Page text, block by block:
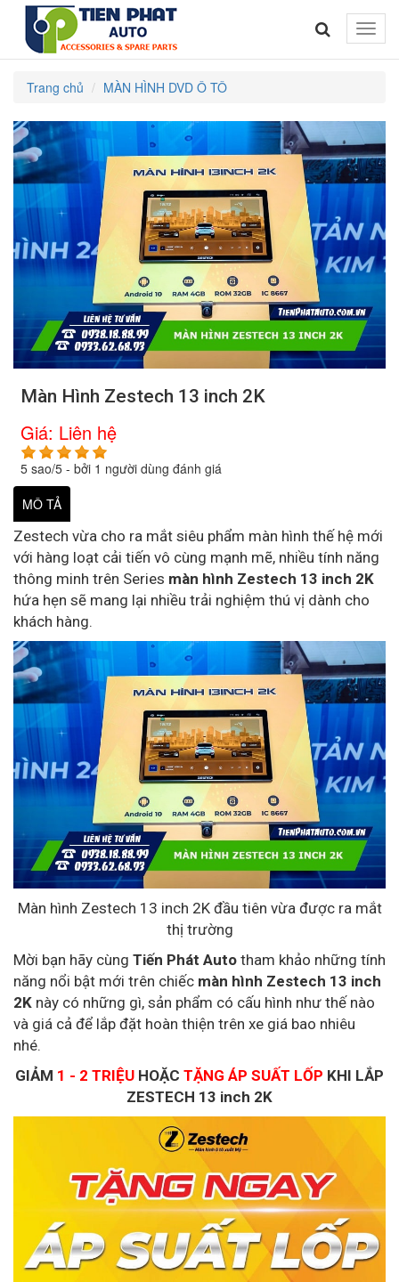
Toggle
Trang chủ MÀN HÌNH DVD Ô TÔ
Màn Hình Zestech 13 inch 2K
Giá: Liên hệ
5 sao/5 - bởi 1 người dùng đánh giá
MÔ TẢ
Zestech vừa cho ra mắt siêu phẩm màn hình thế hệ mới
với hàng loạt cải tiến vô cùng mạnh mẽ, nhiều tính năng
thông minh trên Series màn hình Zestech 13 inch 2K
hứa hẹn sẽ mang lại nhiều trải nghiệm thú vị dành cho
khách hàng.
Màn hình Zestech 13 inch 2K đầu tiên vừa được ra mắt
thị trường
Mời bạn hãy cùng Tiến Phát Auto tham khảo những tính
năng nổi bật mới trên chiếc màn hình Zestech 13 inch
2K này có những gì, sản phẩm có cấu hình như thế nào
và giá cả để lắp đặt hoàn thiện trên xe giá bao nhiêu
nhé.
GIẢM 1 - 2 TRIỆU HOẶC TẶNG ÁP SUẤT LỐP KHI LẮP
ZESTECH 13 inch 2K